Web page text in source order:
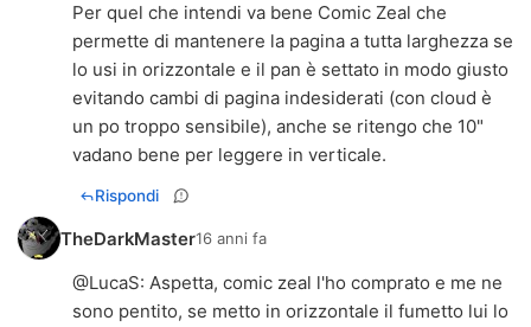
Per quel che intendi va bene Comic Zeal che
permette di mantenere la pagina a tutta larghezza se
lo usi in orizzontale e il pan è settato in modo giusto
evitando cambi di pagina indesiderati (con cloud è
un po troppo sensibile), anche se ritengo che 10"
vadano bene per leggere in verticale.
Rispondi
TheDarkMaster16 anni fa
@LucaS: Aspetta, comic zeal l'ho comprato e me ne
sono pentito, se metto in orizzontale il fumetto lui lo